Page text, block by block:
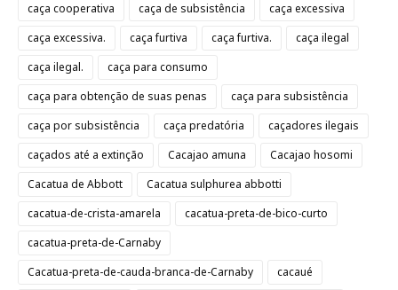
caça cooperativa
caça de subsistência
caça excessiva
caça excessiva.
caça furtiva caça furtiva.
caça ilegal
caça ilegal.
caça para consumo
caça para obtenção de suas penas
caça para subsistência
caça por subsistência
caça predatória
caçadores ilegais
caçados até a extinção
Cacajao amuna
Cacajao hosomi
Cacatua de Abbott
Cacatua sulphurea abbotti
cacatua-de-crista-amarela
cacatua-preta-de-bico-curto
cacatua-preta-de-Carnaby
Cacatua-preta-de-cauda-branca-de-Carnaby
cacaué